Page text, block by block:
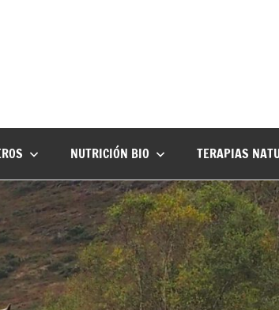
NUTRICIÓN BIO TERAPIAS